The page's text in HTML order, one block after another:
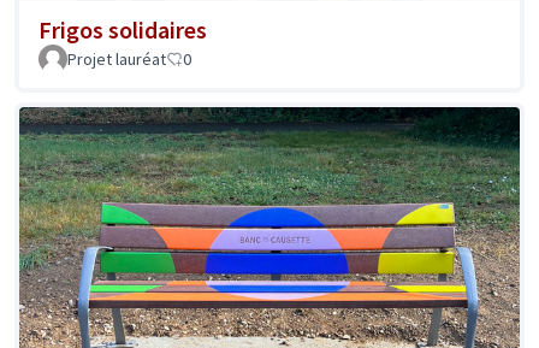
Frigos solidaires
Projet lauréat 0